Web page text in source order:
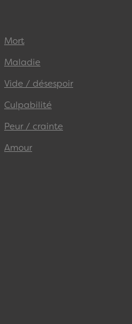
Mort
Maladie
Vide / désespoir
Culpabilité
Peur / crainte
Amour